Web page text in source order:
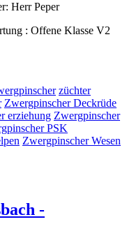
Herr Peper
: Offene Klasse V2
züchter
Zwergpinscher Deckrüde
erziehung Zwergpinscher
PSK
Zwergpinscher Wesen
-